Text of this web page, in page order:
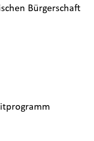
Bürgerschaft